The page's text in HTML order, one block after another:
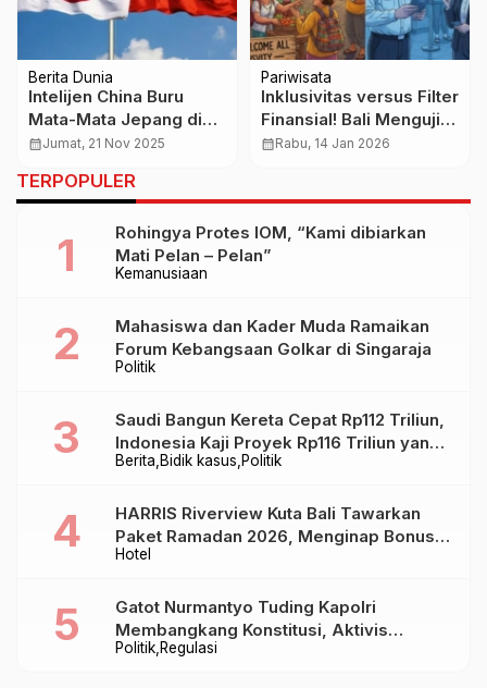
Berita Dunia
Intelijen China Buru
Mata-Mata Jepang di
Tengah Memanasnya
calendar_monthJumat, 21 Nov 2025
Pariwisata
Inklusivitas versus Filter
Finansial! Bali Menguji
Arah Baru Tata Kelola
calendar_monthRabu, 14 Jan 2026
TERPOPULER
Kemanusiaan
Rohingya Protes IOM, “Kami dibiarkan
Mati Pelan – Pelan”
Politik
Mahasiswa dan Kader Muda Ramaikan
Forum Kebangsaan Golkar di Singaraja
Berita Bidik kasus Politik
Saudi Bangun Kereta Cepat Rp112 Triliun,
Indonesia Kaji Proyek Rp116 Triliun yang
Baru Sampai Bandung
Hotel
HARRIS Riverview Kuta Bali Tawarkan
Paket Ramadan 2026, Menginap Bonus
Takjil hingga Bukber Mulai Rp88.888
Politik Regulasi
Gatot Nurmantyo Tuding Kapolri
Membangkang Konstitusi, Aktivis
Tegaskan Polri Tak Punya Sejarah